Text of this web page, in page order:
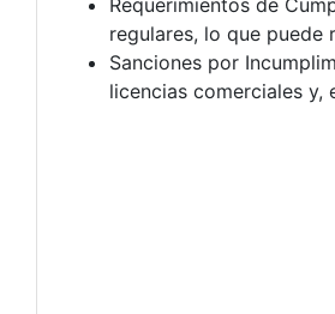
Requerimientos de
regulares, lo que puede
Sanciones por
licencias comerciales y,